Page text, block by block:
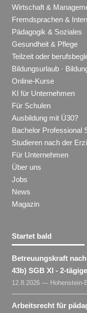
Wirtschaft &
Fremdsprachen &
Pädagogik & Soziales
Gesundheit & Pflege
Teilzeit oder
Bildungsurlaub ·
Online-Kurse
KI für Unternehmen
Für Schulen
Ausbildung mit Ü30?
Bachelor Professional
Studieren nach der
Für Unternehmen
Über uns
Jobs
News
Magazin
Startet bald
Betreuungskraft
43b) SGB XI - 2-
12.8.2026 — Hohenstein-
Arbeitsrecht für